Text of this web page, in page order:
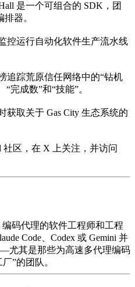
是一个可组合的 SDK，团
器。
控运行自动化软件生产流水线
追踪荒原信任网络中的“钻机
“完成数”和“技能”。
获取关于 Gas City 生态系统的
社区，在 X 上关注，并访问
码代理的软件工程师和工程
Code、Codex 或 Gemini 并
尤其是那些为高速多代理编码
”的团队。